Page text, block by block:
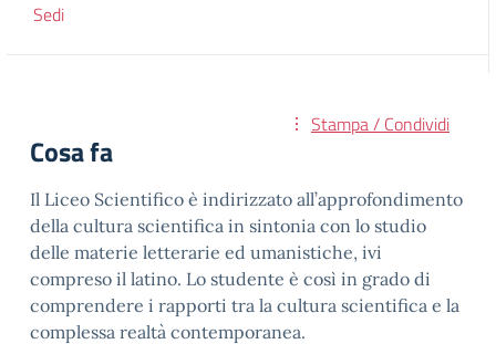
Sedi
Stampa / Condividi
Cosa fa
Il Liceo Scientifico è indirizzato all’approfondimento
della cultura scientifica in sintonia con lo studio
delle materie letterarie ed umanistiche, ivi
compreso il latino. Lo studente è così in grado di
comprendere i rapporti tra la cultura scientifica e la
complessa realtà contemporanea.